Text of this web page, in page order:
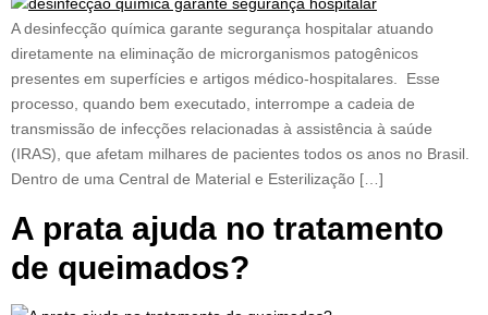
A desinfecção química garante segurança hospitalar atuando
diretamente na eliminação de microrganismos patogênicos
presentes em superfícies e artigos médico-hospitalares. Esse
processo, quando bem executado, interrompe a cadeia de
transmissão de infecções relacionadas à assistência à saúde
(IRAS), que afetam milhares de pacientes todos os anos no Brasil.
Dentro de uma Central de Material e Esterilização […]
A prata ajuda no tratamento
de queimados?